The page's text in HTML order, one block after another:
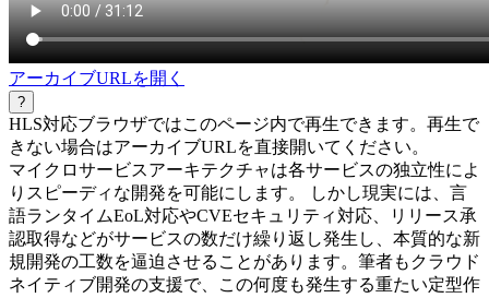
アーカイブURLを開く
?
HLS対応ブラウザではこのページ内で再生できます。再生で
きない場合はアーカイブURLを直接開いてください。
マイクロサービスアーキテクチャは各サービスの独立性によ
りスピーディな開発を可能にします。 しかし現実には、言
語ランタイムEoL対応やCVEセキュリティ対応、リリース承
認取得などがサービスの数だけ繰り返し発生し、本質的な新
規開発の工数を逼迫させることがあります。筆者もクラウド
ネイティブ開発の支援で、この何度も発生する重たい定型作